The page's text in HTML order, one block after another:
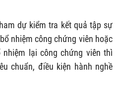
dự kiểm tra kết quả tập sự
nhiệm công chứng viên hoặc
lại công chứng viên thì
chuẩn, điều kiện hành nghề